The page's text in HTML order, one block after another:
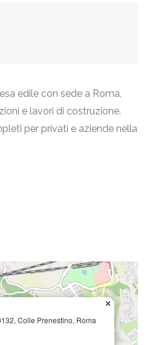
edile con sede a Roma,
e lavori di costruzione.
per privati e aziende nella
Colle Prenestino, Roma
×